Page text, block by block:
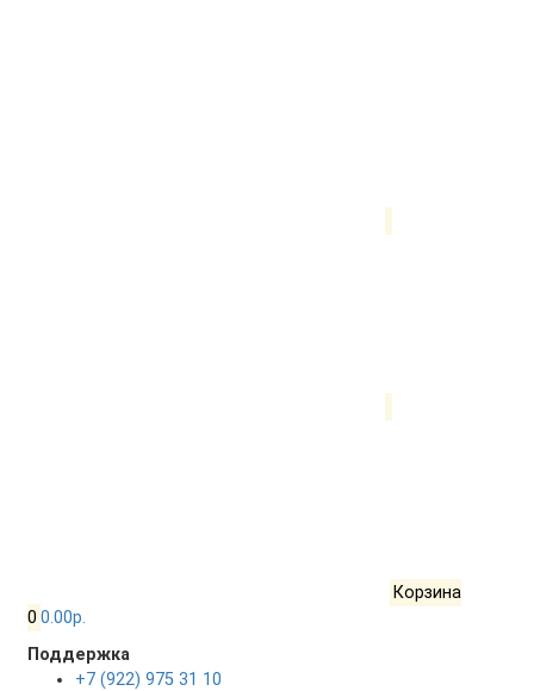
Корзина
0 0.00р.
Поддержка
+7 (922) 975 31 10